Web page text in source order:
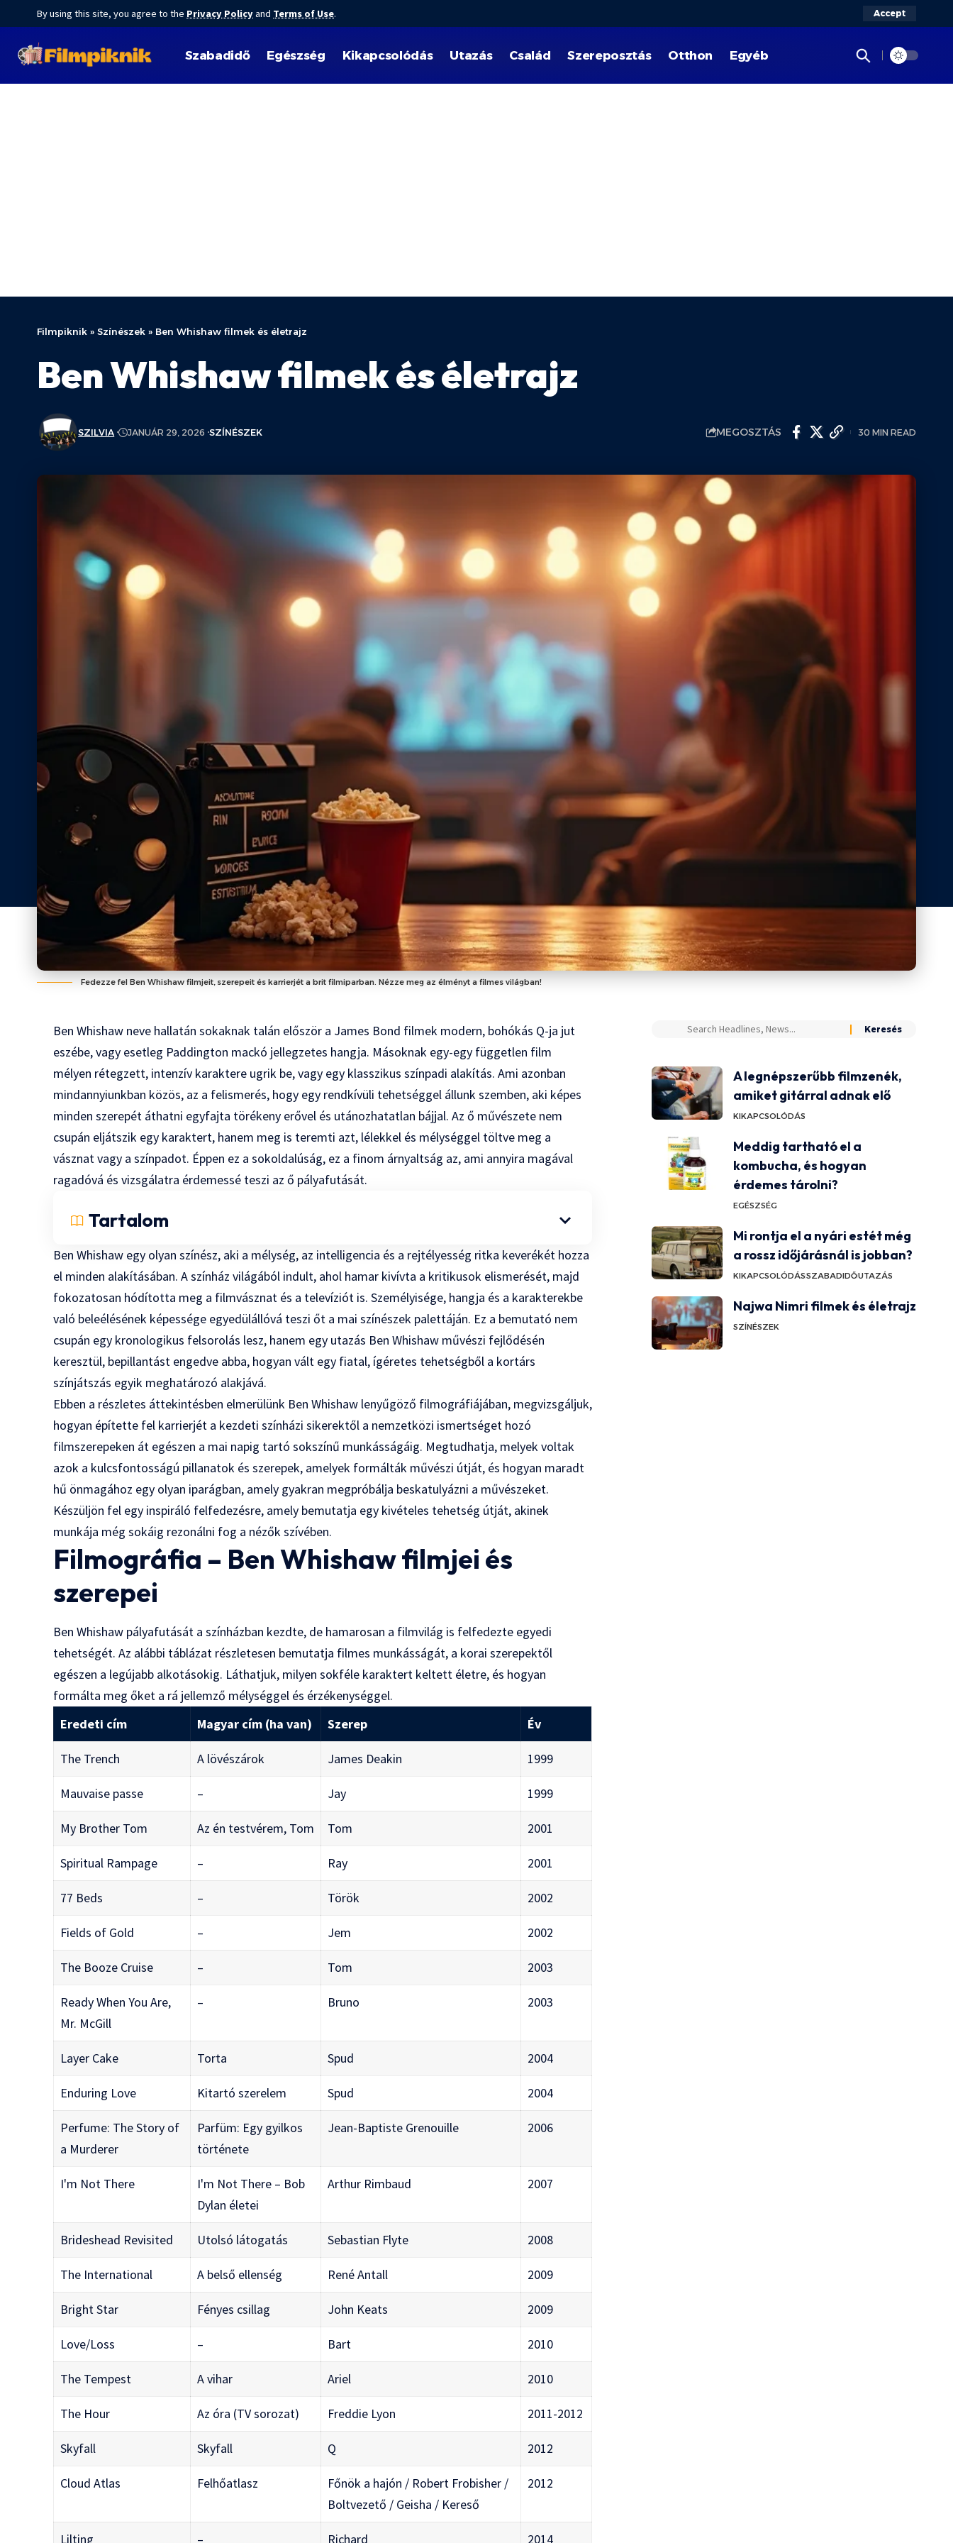
By using this site, you agree to the Privacy Policyand Terms of Use. Accept
Szabadidő Egészség Kikapcsolódás Utazás Család Szereposztás Otthon Egyéb
Filmpiknik » Színészek » Ben Whishaw filmek és életrajz
Ben Whishaw filmek és életrajz
SZILVIA JANUÁR 29, 2026 SZÍNÉSZEK MEGOSZTÁS 30 MIN READ
Fedezze fel Ben Whishaw filmjeit, szerepeit és karrierjét a brit filmiparban. Nézze meg az élményt a filmes világban!
Ben Whishaw neve hallatán sokaknak talán először a James Bond filmek modern, bohókás Q-ja jut
eszébe, vagy esetleg Paddington mackó jellegzetes hangja. Másoknak egy-egy független film
mélyen rétegzett, intenzív karaktere ugrik be, vagy egy klasszikus színpadi alakítás. Ami azonban
mindannyiunkban közös, az a felismerés, hogy egy rendkívüli tehetséggel állunk szemben, aki képes
minden szerepét áthatni egyfajta törékeny erővel és utánozhatatlan bájjal. Az ő művészete nem
csupán eljátszik egy karaktert, hanem meg is teremti azt, lélekkel és mélységgel töltve meg a
vásznat vagy a színpadot. Éppen ez a sokoldalúság, ez a finom árnyaltság az, ami annyira magával
ragadóvá és vizsgálatra érdemessé teszi az ő pályafutását.
Tartalom
Ben Whishaw egy olyan színész, aki a mélység, az intelligencia és a rejtélyesség ritka keverékét hozza
el minden alakításában. A színház világából indult, ahol hamar kivívta a kritikusok elismerését, majd
fokozatosan hódította meg a filmvásznat és a televíziót is. Személyisége, hangja és a karakterekbe
való beleélésének képessége egyedülállóvá teszi őt a mai színészek palettáján. Ez a bemutató nem
csupán egy kronologikus felsorolás lesz, hanem egy utazás Ben Whishaw művészi fejlődésén
keresztül, bepillantást engedve abba, hogyan vált egy fiatal, ígéretes tehetségből a kortárs
színjátszás egyik meghatározó alakjává.
Ebben a részletes áttekintésben elmerülünk Ben Whishaw lenyűgöző filmográfiájában, megvizsgáljuk,
hogyan építette fel karrierjét a kezdeti színházi sikerektől a nemzetközi ismertséget hozó
filmszerepeken át egészen a mai napig tartó sokszínű munkásságáig. Megtudhatja, melyek voltak
azok a kulcsfontosságú pillanatok és szerepek, amelyek formálták művészi útját, és hogyan maradt
hű önmagához egy olyan iparágban, amely gyakran megpróbálja beskatulyázni a művészeket.
Készüljön fel egy inspiráló felfedezésre, amely bemutatja egy kivételes tehetség útját, akinek
munkája még sokáig rezonálni fog a nézők szívében.
Filmográfia – Ben Whishaw filmjei és
szerepei
Ben Whishaw pályafutását a színházban kezdte, de hamarosan a filmvilág is felfedezte egyedi
tehetségét. Az alábbi táblázat részletesen bemutatja filmes munkásságát, a korai szerepektől
egészen a legújabb alkotásokig. Láthatjuk, milyen sokféle karaktert keltett életre, és hogyan
formálta meg őket a rá jellemző mélységgel és érzékenységgel.
Eredeti cím
Magyar cím (ha van) Szerep Év
The Trench A lövészárok James Deakin 1999
Mauvaise passe – Jay 1999
My Brother Tom Az én testvérem, Tom Tom 2001
Spiritual Rampage – Ray 2001
77 Beds – Török 2002
Fields of Gold – Jem 2002
The Booze Cruise – Tom 2003
Ready When You Are,
Mr. McGill
– Bruno 2003
Layer Cake Torta Spud 2004
Enduring Love Kitartó szerelem Spud 2004
Perfume: The Story of
a Murderer
Parfüm: Egy gyilkos
története
Jean-Baptiste Grenouille 2006
I'm Not There
I'm Not There – Bob
Dylan életei
Arthur Rimbaud 2007
Brideshead Revisited Utolsó látogatás Sebastian Flyte 2008
The International A belső ellenség René Antall 2009
Bright Star Fényes csillag John Keats 2009
Love/Loss – Bart 2010
The Tempest A vihar Ariel 2010
The Hour Az óra (TV sorozat) Freddie Lyon 2011-2012
Skyfall Skyfall Q 2012
Cloud Atlas Felhőatlasz
Főnök a hajón / Robert Frobisher /
Boltvezető / Geisha / Kereső
2012
Lilting – Richard 2014
A legnépszerűbb filmzenék,
amiket gitárral adnak elő
KIKAPCSOLÓDÁS
Meddig tartható el a
kombucha, és hogyan
érdemes tárolni?
EGÉSZSÉG
Mi rontja el a nyári estét még
a rossz időjárásnál is jobban?
KIKAPCSOLÓDÁSSZABADIDŐUTAZÁS
Najwa Nimri filmek és életrajz
SZÍNÉSZEK